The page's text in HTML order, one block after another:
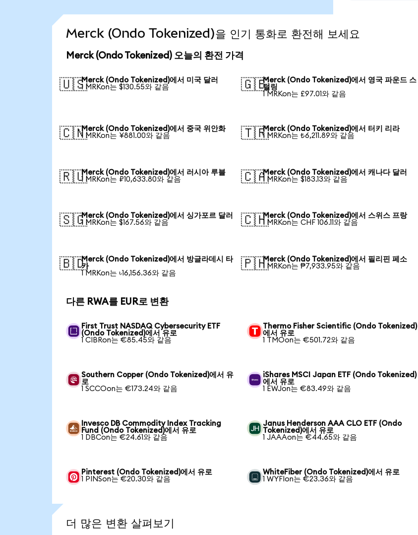
Merck (Ondo Tokenized)을 인기 통화로 환전해 보세요
Merck (Ondo Tokenized) 오늘의 환전 가격
🇺🇸Merck (Ondo Tokenized)에서 미국 달러
1 MRKon는 $130.55와 같음
🇬🇧Merck (Ondo Tokenized)에서 영국 파운드 스
털링
1 MRKon는 £97.01와 같음
🇨🇳Merck (Ondo Tokenized)에서 중국 위안화
1 MRKon는 ¥881.00와 같음
🇹🇷Merck (Ondo Tokenized)에서 터키 리라
1 MRKon는 ₺6,211.89와 같음
🇷🇺Merck (Ondo Tokenized)에서 러시아 루블
1 MRKon는 ₽10,633.80와 같음
🇨🇦Merck (Ondo Tokenized)에서 캐나다 달러
1 MRKon는 $183.13와 같음
🇸🇬Merck (Ondo Tokenized)에서 싱가포르 달러
1 MRKon는 $167.56와 같음
🇨🇭Merck (Ondo Tokenized)에서 스위스 프랑
1 MRKon는 CHF 106.11와 같음
🇧🇩Merck (Ondo Tokenized)에서 방글라데시 타
카
1 MRKon는 ৳16,156.36와 같음
🇵🇭Merck (Ondo Tokenized)에서 필리핀 페소
1 MRKon는 ₱7,933.95와 같음
다른 RWA를 EUR로 변환
First Trust NASDAQ Cybersecurity ETF
(Ondo Tokenized)에서 유로
1 CIBRon는 €85.45와 같음
Thermo Fisher Scientific (Ondo Tokenized)
에서 유로
1 TMOon는 €501.72와 같음
Southern Copper (Ondo Tokenized)에서 유
로
1 SCCOon는 €173.24와 같음
iShares MSCI Japan ETF (Ondo Tokenized)
에서 유로
1 EWJon는 €83.49와 같음
Invesco DB Commodity Index Tracking
Fund (Ondo Tokenized)에서 유로
1 DBCon는 €24.61와 같음
Janus Henderson AAA CLO ETF (Ondo
Tokenized)에서 유로
1 JAAAon는 €44.65와 같음
Pinterest (Ondo Tokenized)에서 유로
1 PINSon는 €20.30와 같음
WhiteFiber (Ondo Tokenized)에서 유로
1 WYFIon는 €23.36와 같음
더 많은 변환 살펴보기